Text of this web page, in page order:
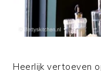
Heerlijk vertoeven